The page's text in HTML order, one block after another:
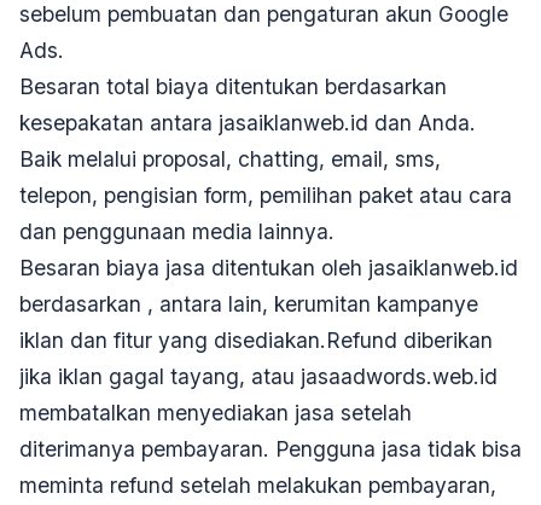
sebelum pembuatan dan pengaturan akun Google
Ads.
Besaran total biaya ditentukan berdasarkan
kesepakatan antara jasaiklanweb.id dan Anda.
Baik melalui proposal, chatting, email, sms,
telepon, pengisian form, pemilihan paket atau cara
dan penggunaan media lainnya.
Besaran biaya jasa ditentukan oleh jasaiklanweb.id
berdasarkan , antara lain, kerumitan kampanye
iklan dan fitur yang disediakan.Refund diberikan
jika iklan gagal tayang, atau jasaadwords.web.id
membatalkan menyediakan jasa setelah
diterimanya pembayaran. Pengguna jasa tidak bisa
meminta refund setelah melakukan pembayaran,